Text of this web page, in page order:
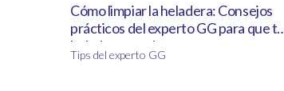
Cómo limpiar la heladera: Consejos
prácticos del experto GG para que tu
heladera quede como nueva.
Tips del experto GG